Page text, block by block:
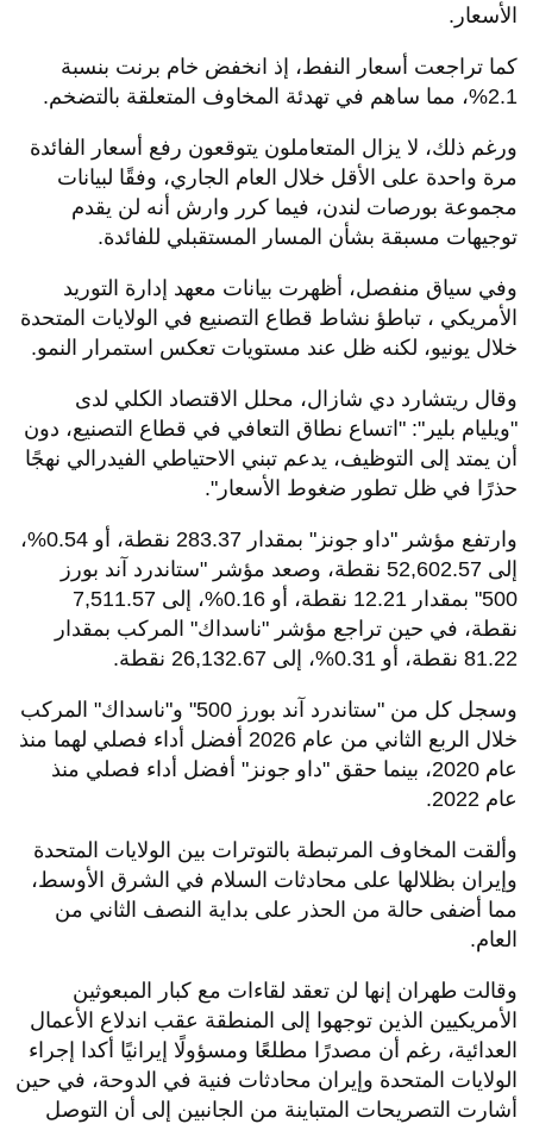
الأسعار.
كما تراجعت أسعار النفط، إذ انخفض خام برنت بنسبة
2.1%، مما ساهم في تهدئة المخاوف المتعلقة بالتضخم.
ورغم ذلك، لا يزال المتعاملون يتوقعون رفع أسعار الفائدة
مرة واحدة على الأقل خلال العام الجاري، وفقًا لبيانات
مجموعة بورصات لندن، فيما كرر وارش أنه لن يقدم
توجيهات مسبقة بشأن المسار المستقبلي للفائدة.
وفي سياق منفصل، أظهرت بيانات معهد إدارة التوريد
الأمريكي ، تباطؤ نشاط قطاع التصنيع في الولايات المتحدة
خلال يونيو، لكنه ظل عند مستويات تعكس استمرار النمو.
وقال ريتشارد دي شازال، محلل الاقتصاد الكلي لدى
"ويليام بلير": "اتساع نطاق التعافي في قطاع التصنيع، دون
أن يمتد إلى التوظيف، يدعم تبني الاحتياطي الفيدرالي نهجًا
حذرًا في ظل تطور ضغوط الأسعار".
وارتفع مؤشر "داو جونز" بمقدار 283.37 نقطة، أو 0.54%،
إلى 52,602.57 نقطة، وصعد مؤشر "ستاندرد آند بورز
500" بمقدار 12.21 نقطة، أو 0.16%، إلى 7,511.57
نقطة، في حين تراجع مؤشر "ناسداك" المركب بمقدار
81.22 نقطة، أو 0.31%، إلى 26,132.67 نقطة.
وسجل كل من "ستاندرد آند بورز 500" و"ناسداك" المركب
خلال الربع الثاني من عام 2026 أفضل أداء فصلي لهما منذ
عام 2020، بينما حقق "داو جونز" أفضل أداء فصلي منذ
عام 2022.
وألقت المخاوف المرتبطة بالتوترات بين الولايات المتحدة
وإيران بظلالها على محادثات السلام في الشرق الأوسط،
مما أضفى حالة من الحذر على بداية النصف الثاني من
العام.
وقالت طهران إنها لن تعقد لقاءات مع كبار المبعوثين
الأمريكيين الذين توجهوا إلى المنطقة عقب اندلاع الأعمال
العدائية، رغم أن مصدرًا مطلعًا ومسؤولًا إيرانيًا أكدا إجراء
الولايات المتحدة وإيران محادثات فنية في الدوحة، في حين
أشارت التصريحات المتباينة من الجانبين إلى أن التوصل